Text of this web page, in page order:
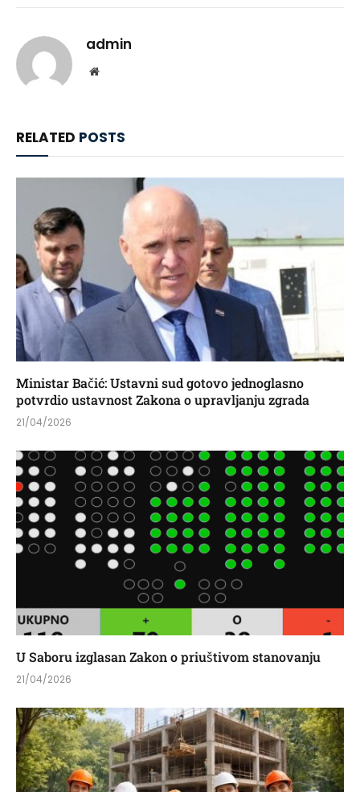
admin
Website
RELATED POSTS
Ministar Bačić: Ustavni sud gotovo jednoglasno
potvrdio ustavnost Zakona o upravljanju zgrada
21/04/2026
U Saboru izglasan Zakon o priuštivom stanovanju
21/04/2026